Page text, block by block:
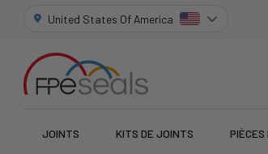
United States Of America
JOINTS KITS DE JOINTS PIÈCES